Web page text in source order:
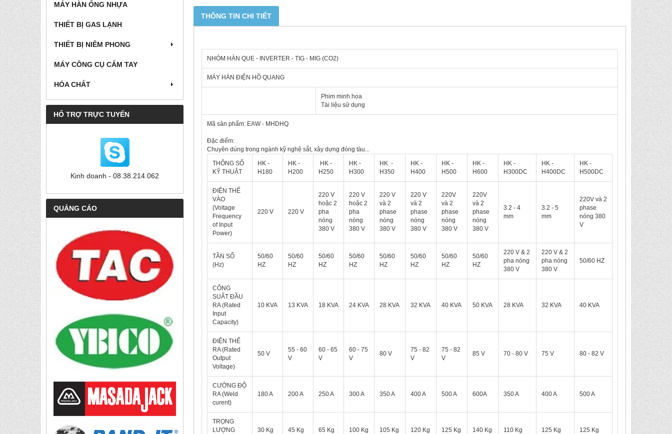
MÁY HÀN ỐNG NHỰA
THIẾT BỊ GAS LẠNH
THIẾT BỊ NIÊM PHONG
MÁY CÔNG CỤ CẤM TAY
HÓA CHẤT
HỔ TRỢ TRỰC TUYẾN
Kinh doanh - 08.38.214.062
QUẢNG CÁO
THÔNG TIN CHI TIẾT
NHÓM HÀN QUE - INVERTER - TIG - MIG (CO2)
MÁY HÀN ĐIỆN HỒ QUANG
Phim minh họa
Tài liệu sử dụng
Mã sản phẩm: EAW - MHDHQ
Đặc điểm:
Chuyên dùng trong ngành kỹ nghệ sắt, xây dựng đóng tàu...
THÔNG SỐ
KỸ THUẬT
HK -
H180
HK -
H200
HK -
H250
HK -
H300
HK -
H350
HK -
H400
HK -
H500
HK -
H600
HK -
H300DC
HK -
H400DC
HK -
H500DC
ĐIỆN THẾ
VÀO
(Voltage
Frequency
of Input
Power)
220 V 220 V
220 V
hoặc 2
pha
nóng
380 V
220 V
hoặc 2
pha
nóng
380 V
220 V
và 2
phase
nóng
380 V
220 V
và 2
phase
nóng
380 V
220V
và 2
phase
nóng
380 V
220V
và 2
phase
nóng
380 V
3.2 - 4
mm
3.2 - 5
mm
220V và 2
phase
nóng 380
V
TẦN SỐ
(Hz)
50/60
HZ
50/60
HZ
50/60
HZ
50/60
HZ
50/60
HZ
50/60
HZ
50/60
HZ
50/60
HZ
220 V & 2
pha nóng
380 V
220 V & 2
pha nóng
380 V
50/60 HZ
CÔNG
SUẤT ĐẦU
RA (Rated
Input
Capacity)
10 KVA 13 KVA 18 KVA 24 KVA 28 KVA 32 KVA 40 KVA 50 KVA 28 KVA 32 KVA 40 KVA
ĐIỆN THẾ
RA (Rated
Output
Voltage)
50 V
55 - 60
V
60 - 65
V
60 - 75
V
80 V
75 - 82
V
75 - 82
V
85 V 70 - 80 V 75 V 80 - 82 V
CƯỜNG ĐỘ
RA (Weld
curent)
180 A 200 A 250 A 300 A 350 A 400 A 500 A 600A 350 A 400 A 500 A
TRỌNG
LƯỢNG
30 Kg 45 Kg 65 Kg 100 Kg 105 Kg 120 Kg 125 Kg 140 Kg 110 Kg 125 Kg 125 Kg